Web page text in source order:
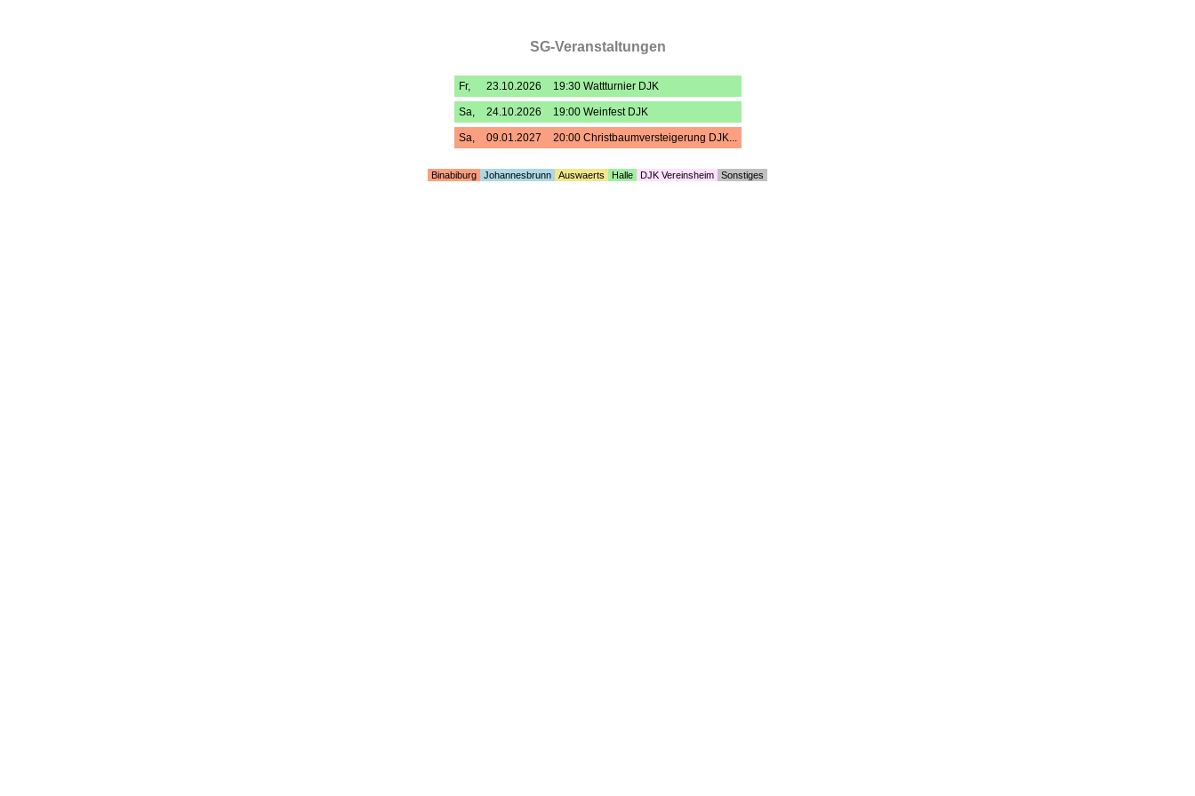
SG-Veranstaltungen
Fr, 23.10.2026 19:30 Wattturnier DJK
Sa, 24.10.2026 19:00 Weinfest DJK
Sa, 09.01.2027 20:00 Christbaumversteigerung DJK...
Binabiburg Johannesbrunn Auswaerts Halle DJK Vereinsheim Sonstiges